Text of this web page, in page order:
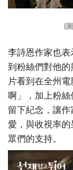
(
李詩恩作家也
到粉絲們對他
片看到在全州
啊」，加上粉
留下紀念，讓
愛，與收視率
眾們的支持。